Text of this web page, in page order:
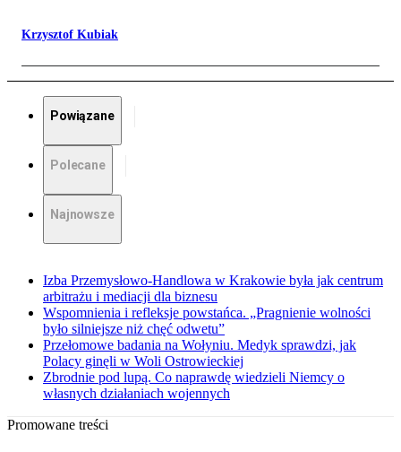
Krzysztof Kubiak
Powiązane
Polecane
Najnowsze
Izba Przemysłowo-Handlowa w Krakowie była jak centrum
arbitrażu i mediacji dla biznesu
Wspomnienia i refleksje powstańca. „Pragnienie wolności
było silniejsze niż chęć odwetu”
Przełomowe badania na Wołyniu. Medyk sprawdzi, jak
Polacy ginęli w Woli Ostrowieckiej
Zbrodnie pod lupą. Co naprawdę wiedzieli Niemcy o
własnych działaniach wojennych
Promowane treści